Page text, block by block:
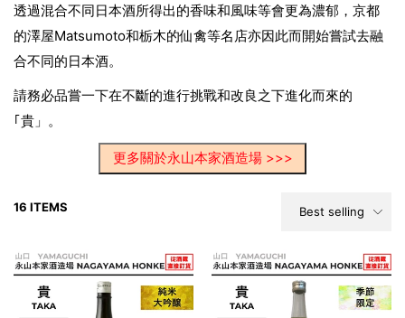
透過混合不同日本酒所得出的香味和風味等會更為濃郁，京都
的澤屋Matsumoto和栃木的仙禽等名店亦因此而開始嘗試去融
合不同的日本酒。
請務必品嘗一下在不斷的進行挑戰和改良之下進化而來的
｢貴」。
更多關於永山本家酒造場 >>>
16 ITEMS Best selling